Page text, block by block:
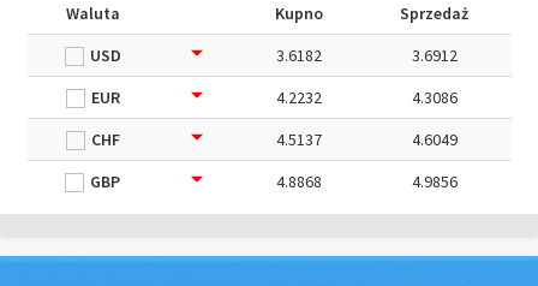
Waluta Kupno
Sprzedaż
USD
3.6182
3.6912
EUR
4.2232
4.3086
CHF
4.5137
4.6049
GBP
4.8868 4.9856